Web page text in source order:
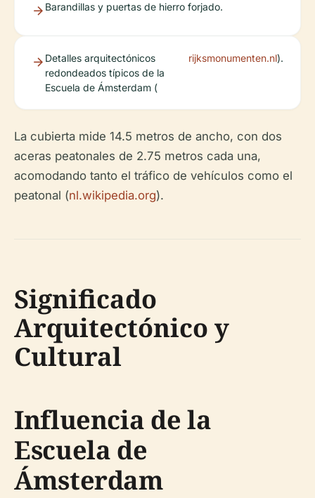
Barandillas y puertas de hierro forjado.
Detalles arquitectónicos
redondeados típicos de la
Escuela de Ámsterdam (
rijksmonumenten.nl).
La cubierta mide 14.5 metros de ancho, con dos
aceras peatonales de 2.75 metros cada una,
acomodando tanto el tráfico de vehículos como el
peatonal (nl.wikipedia.org).
Significado
Arquitectónico y
Cultural
Influencia de la
Escuela de
Ámsterdam